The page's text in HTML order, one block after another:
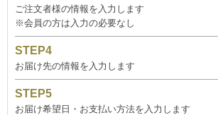
ご注文者様の情報を入力します
※会員の方は入力の必要なし
お届け先の情報を入力します
お届け希望日・お支払い方法を入力します